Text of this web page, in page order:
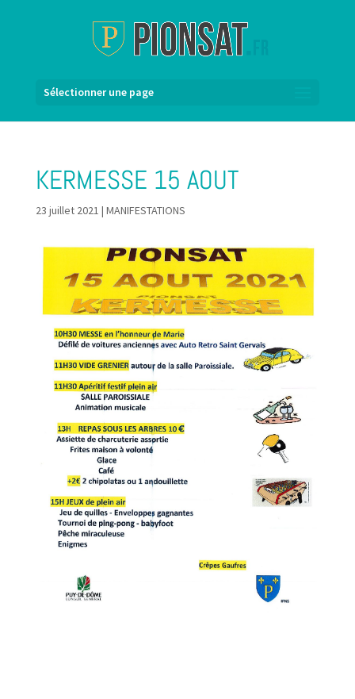
Sélectionner une page
KERMESSE 15 AOUT
23 juillet 2021 | MANIFESTATIONS